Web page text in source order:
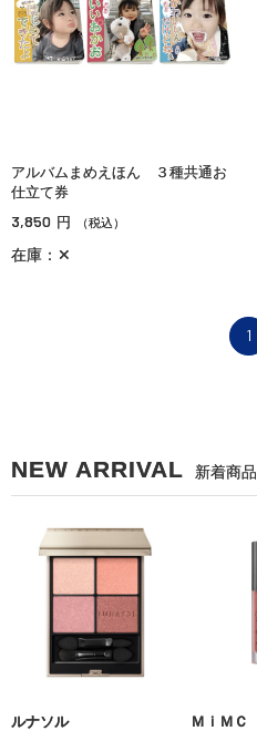
アルバムまめえほん ３種共通お
仕立て券
3,850 円 （税込）
在庫：✕
1
NEW ARRIVAL 新着商品
ルナソル
ＭｉＭＣ